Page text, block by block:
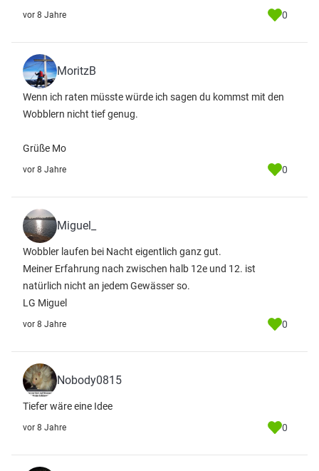
vor 8 Jahre 0
MoritzB
Wenn ich raten müsste würde ich sagen du kommst mit den
Wobblern nicht tief genug.
Grüße Mo
vor 8 Jahre 0
Miguel_
Wobbler laufen bei Nacht eigentlich ganz gut.
Meiner Erfahrung nach zwischen halb 12e und 12. ist
natürlich nicht an jedem Gewässer so.
LG Miguel
vor 8 Jahre 0
Nobody0815
Tiefer wäre eine Idee
vor 8 Jahre 0